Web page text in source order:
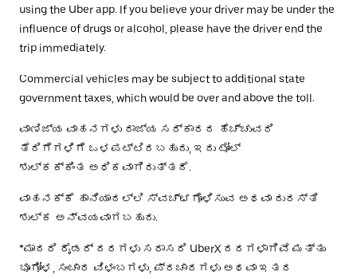
using the Uber app. If you believe your driver may be under the
influence of drugs or alcohol, please have the driver end the
trip immediately.
Commercial vehicles may be subject to additional state
government taxes, which would be over and above the toll.
ವಾಣಿಜ್ಯ ವಾಹನಗಳು ರಾಜ್ಯ ಸರ್ಕಾರದ ಹೆಚ್ಚುವರಿ
ತೆರಿಗೆಗಳಿಗೆ ಒಳಪಟ್ಟಿರಬಹುದು, ಇದು ಟೋಲ್
ಶುಲ್ಕಕ್ಕಿಂತ ಅಧಿಕವಾಗಿರುತ್ತದೆ.
ವಾಹನಕ್ಕೆ ಹಾನಿಯಾದಲ್ಲಿ ಸ್ವಚ್ಛಗೊಳಿಸುವ ಅಥವಾ ದುರಸ್ತಿ
ಶುಲ್ಕ ಅನ್ವಯವಾಗಬಹುದು.
*ಮಾದರಿ ರೈಡರ್ ದರಗಳು ಸರಾಸರಿ UberX ದರಗಳಾಗಿವೆ ಮತ್ತು
ಭೂಗೋಳ, ಸಂಚಾರ ವಿಳಂಬಗಳು, ಪ್ರಚಾರಗಳು ಅಥವಾ ಇತರ